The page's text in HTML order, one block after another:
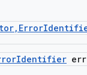
Identifier